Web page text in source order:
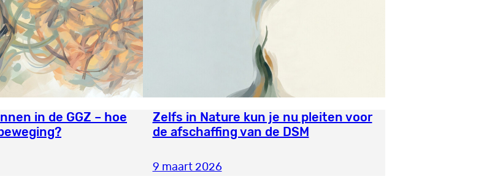
in de GGZ – hoe
Zelfs in Nature kun je nu pleiten voor
de afschaffing van de DSM
9 maart 2026